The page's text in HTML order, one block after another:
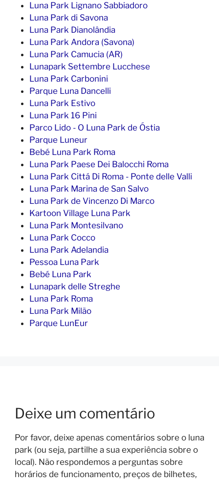
Luna Park Lignano Sabbiadoro
Luna Park di Savona
Luna Park Dianolândia
Luna Park Andora (Savona)
Luna Park Camucia (AR)
Lunapark Settembre Lucchese
Luna Park Carbonini
Parque Luna Dancelli
Luna Park Estivo
Luna Park 16 Pini
Parco Lido - O Luna Park de Óstia
Parque Luneur
Bebé Luna Park Roma
Luna Park Paese Dei Balocchi Roma
Luna Park Cittá Di Roma - Ponte delle Valli
Luna Park Marina de San Salvo
Luna Park de Vincenzo Di Marco
Kartoon Village Luna Park
Luna Park Montesilvano
Luna Park Cocco
Luna Park Adelandia
Pessoa Luna Park
Bebé Luna Park
Lunapark delle Streghe
Luna Park Roma
Luna Park Milão
Parque LunEur
Deixe um comentário
Por favor, deixe apenas comentários sobre o luna
park (ou seja, partilhe a sua experiência sobre o
local). Não respondemos a perguntas sobre
horários de funcionamento, preços de bilhetes,